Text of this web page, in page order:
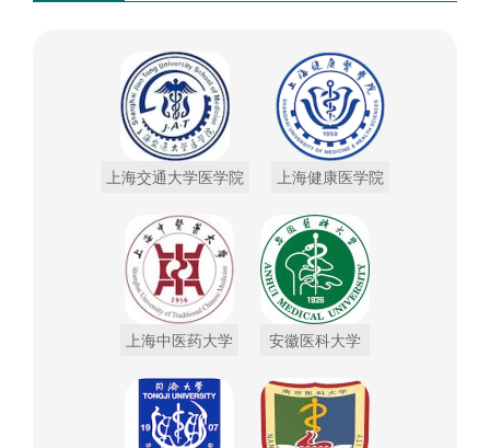
上海交通大学医学院 上海健康医学院
上海中医药大学 安徽医科大学